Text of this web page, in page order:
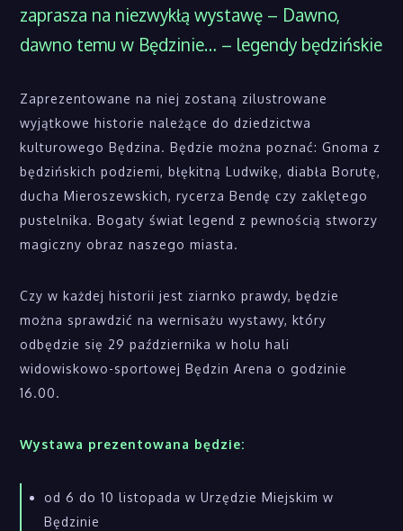
zaprasza na niezwykłą wystawę – Dawno,
dawno temu w Będzinie… – legendy będzińskie
Zaprezentowane na niej zostaną zilustrowane
wyjątkowe historie należące do dziedzictwa
kulturowego Będzina. Będzie można poznać: Gnoma z
będzińskich podziemi, błękitną Ludwikę, diabła Borutę,
ducha Mieroszewskich, rycerza Bendę czy zaklętego
pustelnika. Bogaty świat legend z pewnością stworzy
magiczny obraz naszego miasta.
Czy w każdej historii jest ziarnko prawdy, będzie
można sprawdzić na wernisażu wystawy, który
odbędzie się 29 października w holu hali
widowiskowo-sportowej Będzin Arena o godzinie
16.00.
Wystawa prezentowana będzie:
od 6 do 10 listopada w Urzędzie Miejskim w
Będzinie